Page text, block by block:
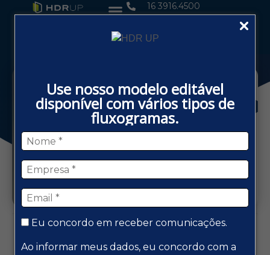
Use nosso modelo editável
disponível com vários tipos de
fluxogramas.
Eu concordo em receber comunicações.
Ao informar meus dados, eu concordo com a
16 3916.4500
Compartilhe este post